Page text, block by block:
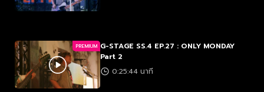
PREMIUM G-STAGE SS.4 EP.27 : ONLY MONDAY
Part 2
0:25:44 นาที